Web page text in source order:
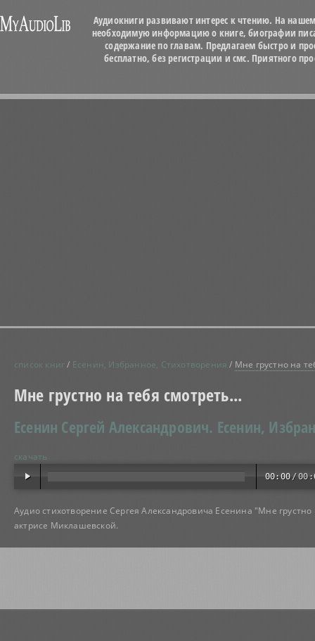
Аудиокниги развивают интерес к чтению. На
необходимую информацию о книге, биографии
содержание по главам. Предлагаем быстро и
бесплатно, без регистрации и смс. Приятного
список книг/ Есенин, Избранное, Стихотворения / Мне грустно на
Мне грустно на тебя смотреть...
Есенин Сергей Александрович. Есенин,
скачать
00:00 /
Аудио стихотворение Сергея Александровича Есенина "Мне
актрисе Миклашевской.